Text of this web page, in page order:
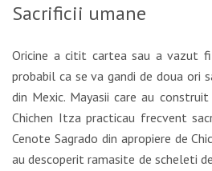
Sacrificii umane
Oricine a citit cartea sau a vazut
probabil ca se va gandi de doua ori
din Mexic. Mayasii care au
Chichen Itza practicau frecvent
Cenote Sagrado din apropiere de
au descoperit ramasite de scheleti